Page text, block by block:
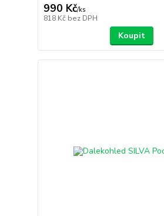
990 Kč/ks
818 Kč bez DPH
Koupit